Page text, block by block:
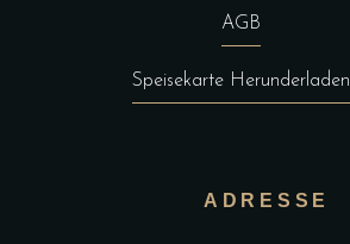
AGB
Speisekarte Herunderladen
ADRESSE